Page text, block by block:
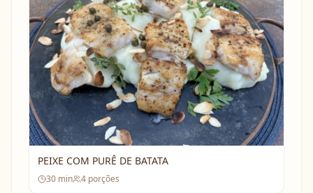
PEIXE COM PURÊ DE BATATA
30 min 4 porções